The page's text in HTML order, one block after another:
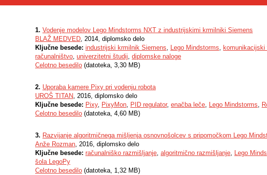
1. Vodenje modelov Lego Mindstorms NXT z industrijskimi krmilniki Siemens
BLAŽ MEDVED, 2014, diplomsko delo
Ključne besede: industrijski krmilnik Siemens, Lego Mindstorms,
računalništvo, univerzitetni študij, diplomske naloge
Celotno besedilo (datoteka, 3,30 MB)
2. Uporaba kamere Pixy pri vodenju robota
UROŠ TITAN, 2016, diplomsko delo
Ključne besede: Pixy, PixyMon, PID regulator, enačba leče, Lego Mindstorms,
Celotno besedilo (datoteka, 4,60 MB)
3. Razvijanje algoritmičnega mišljenja osnovnošolcev s pripomočkom Lego
Anže Rozman, 2016, diplomsko delo
Ključne besede: računalniško razmišljanje, algoritmično razmišljanje, Lego
šola LegoPy
Celotno besedilo (datoteka, 1,32 MB)